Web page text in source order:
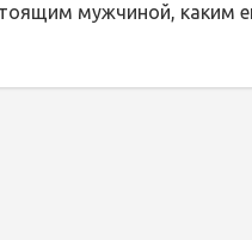
мужчиной, каким